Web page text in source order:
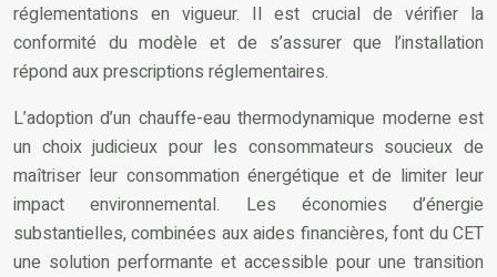
réglementations en vigueur. Il est crucial de vérifier la
conformité du modèle et de s’assurer que l’installation
répond aux prescriptions réglementaires.
L’adoption d’un chauffe-eau thermodynamique moderne est
un choix judicieux pour les consommateurs soucieux de
maîtriser leur consommation énergétique et de limiter leur
impact environnemental. Les économies d’énergie
substantielles, combinées aux aides financières, font du CET
une solution performante et accessible pour une transition